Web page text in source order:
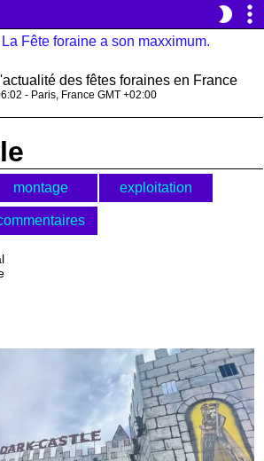
brightness_2 more_vert
des fêtes foraines en France
- Paris, France GMT +02:00
montage exploitation